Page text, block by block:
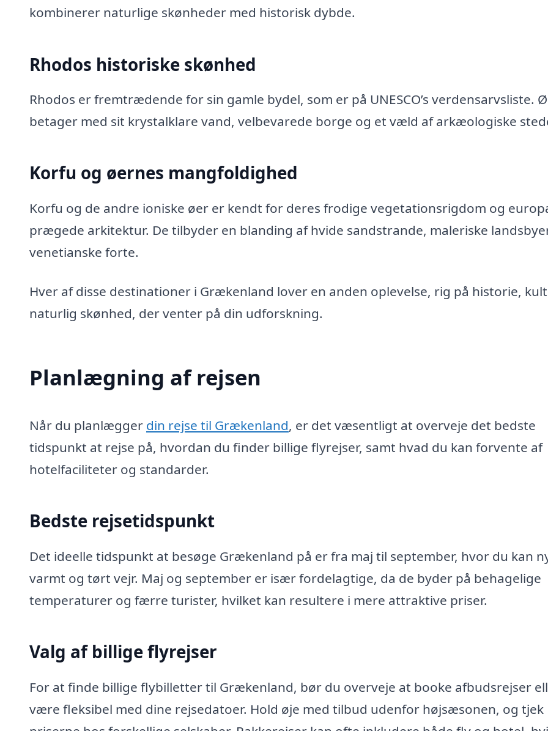
kombinerer naturlige skønheder med historisk dybde.
Rhodos historiske skønhed
Rhodos er fremtrædende for sin gamle bydel, som er på UNESCO’s verdensarvsliste.
betager med sit krystalklare vand, velbevarede borge og et væld af arkæologiske
Korfu og øernes mangfoldighed
Korfu og de andre ioniske øer er kendt for deres frodige vegetationsrigdom og
prægede arkitektur. De tilbyder en blanding af hvide sandstrande, maleriske
venetianske forte.
Hver af disse destinationer i Grækenland lover en anden oplevelse, rig på historie,
naturlig skønhed, der venter på din udforskning.
Planlægning af rejsen
Når du planlægger din rejse til Grækenland, er det væsentligt at overveje det bedste
tidspunkt at rejse på, hvordan du finder billige flyrejser, samt hvad du kan forvente af
hotelfaciliteter og standarder.
Bedste rejsetidspunkt
Det ideelle tidspunkt at besøge Grækenland på er fra maj til september, hvor du kan
varmt og tørt vejr. Maj og september er især fordelagtige, da de byder på behagelige
temperaturer og færre turister, hvilket kan resultere i mere attraktive priser.
Valg af billige flyrejser
For at finde billige flybilletter til Grækenland, bør du overveje at booke afbudsrejser
være fleksibel med dine rejsedatoer. Hold øje med tilbud udenfor højsæsonen, og tjek